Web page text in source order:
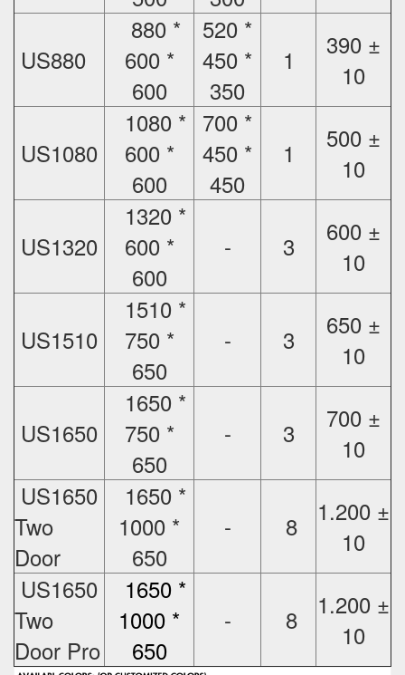
US880
880 *
600 *
600
520 *
450 *
350
1
390 ±
10
US1080
1080 *
600 *
600
700 *
450 *
450
1
500 ±
10
US1320
1320 *
600 *
600
- 3
600 ±
10
US1510
1510 *
750 *
650
- 3
650 ±
10
US1650
1650 *
750 *
650
- 3
700 ±
10
US1650
Two
Door
1650 *
1000 *
650
- 8
1.200 ±
10
US1650
Two
Door Pro
1650 *
1000 *
650
- 8
1.200 ±
10